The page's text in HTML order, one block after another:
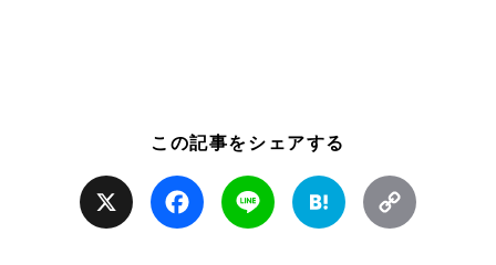
この記事をシェアする
Facebook Line Hatena